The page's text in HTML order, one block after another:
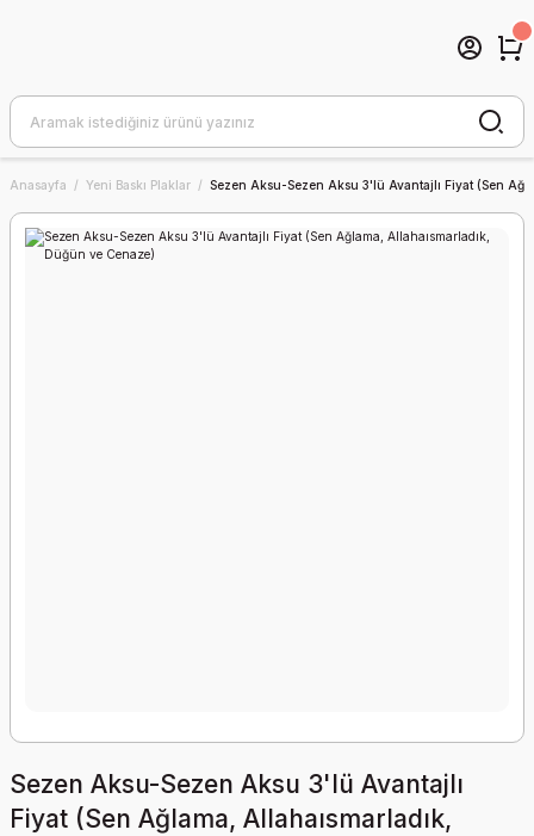
Anasayfa Yeni Baskı Plaklar Sezen Aksu-Sezen Aksu 3'lü Avantajlı Fiyat (Sen
Sezen Aksu-Sezen Aksu 3'lü Avantajlı
Fiyat (Sen Ağlama, Allahaısmarladık,